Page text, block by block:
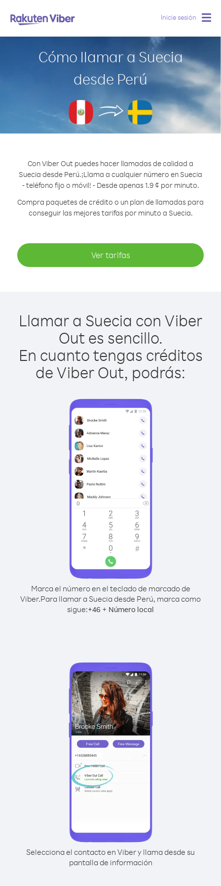
Inicie sesión
Cómo llamar a Suecia
desde Perú
Con Viber Out puedes hacer llamadas de calidad a
Suecia desde Perú.¡Llama a cualquier número en Suecia
- teléfono fijo o móvil! - Desde apenas 1.9 ¢ por minuto.
Compra paquetes de crédito o un plan de llamadas para
conseguir las mejores tarifas por minuto a Suecia.
Ver tarifas
Llamar a Suecia con Viber
Out es sencillo.
En cuanto tengas créditos
de Viber Out, podrás:
Marca el número en el teclado de marcado de
Viber.Para llamar a Suecia desde Perú, marca como
sigue:+46 + Número local
Selecciona el contacto en Viber y llama desde su
pantalla de información